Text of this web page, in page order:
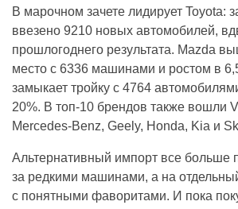
В марочном зачете лидирует Toyota:
ввезено 9210 новых автомобилей,
прошлогоднего результата. Mazda
место с 6336 машинами и ростом в
замыкает тройку с 4764
20%. В топ-10 брендов также вошли
Mercedes-Benz, Geely, Honda, Kia и
Альтернативный импорт все больше
за редкими машинами, а на
с понятными фаворитами. И пока